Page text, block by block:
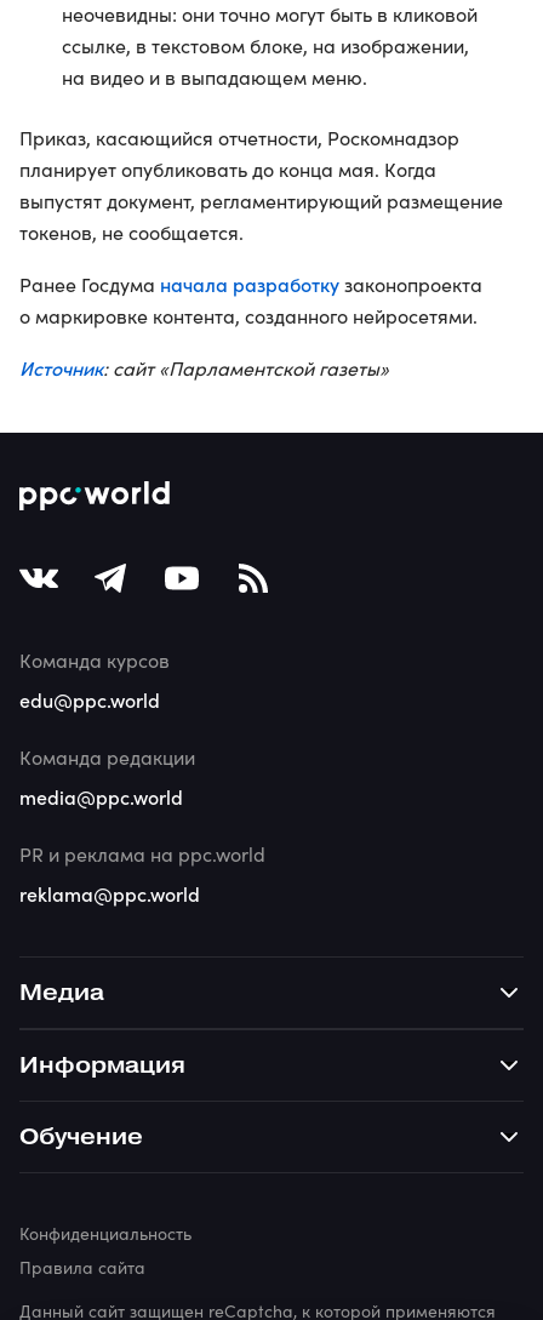
неочевидны: они точно могут быть в кликовой
ссылке, в текстовом блоке, на изображении,
на видео и в выпадающем меню.
Приказ, касающийся отчетности, Роскомнадзор
планирует опубликовать до конца мая. Когда
выпустят документ, регламентирующий размещение
токенов, не сообщается.
Ранее Госдума начала разработкузаконопроекта
о маркировке контента, созданного нейросетями.
Источник: сайт «Парламентской газеты»
Медиа
Информация
Обучение
Команда курсов
edu@ppc.world
Команда редакции
media@ppc.world
PR и реклама на ppc.world
reklama@ppc.world
Данный сайт защищен reCaptcha, к которой применяются
Конфиденциальность
Правила сайта